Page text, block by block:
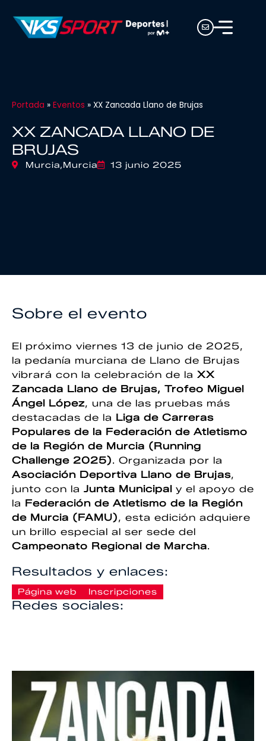
Portada » Eventos » XX Zancada Llano de Brujas
XX ZANCADA LLANO DE
BRUJAS
Murcia,Murcia 13 junio 2025
Sobre el evento
El próximo viernes 13 de junio de 2025,
la pedanía murciana de Llano de Brujas
vibrará con la celebración de la XX
Zancada Llano de Brujas, Trofeo Miguel
Ángel López, una de las pruebas más
destacadas de la Liga de Carreras
Populares de la Federación de Atletismo
de la Región de Murcia (Running
Challenge 2025). Organizada por la
Asociación Deportiva Llano de Brujas,
junto con la Junta Municipal y el apoyo de
la Federación de Atletismo de la Región
de Murcia (FAMU), esta edición adquiere
un brillo especial al ser sede del
Campeonato Regional de Marcha.
Resultados y enlaces:
Página web Inscripciones
Redes sociales: